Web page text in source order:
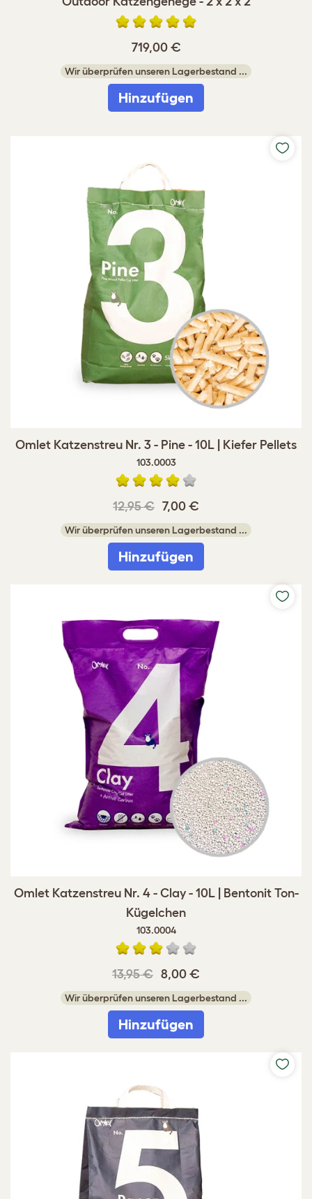
719,00 €
Wir überprüfen unseren Lagerbestand ...
Hinzufügen
Omlet Katzenstreu Nr. 3 - Pine - 10L | Kiefer Pellets
103.0003
12,95 € 7,00 €
Wir überprüfen unseren Lagerbestand ...
Hinzufügen
Omlet Katzenstreu Nr. 4 - Clay - 10L | Bentonit Ton-
Kügelchen
103.0004
13,95 € 8,00 €
Wir überprüfen unseren Lagerbestand ...
Hinzufügen